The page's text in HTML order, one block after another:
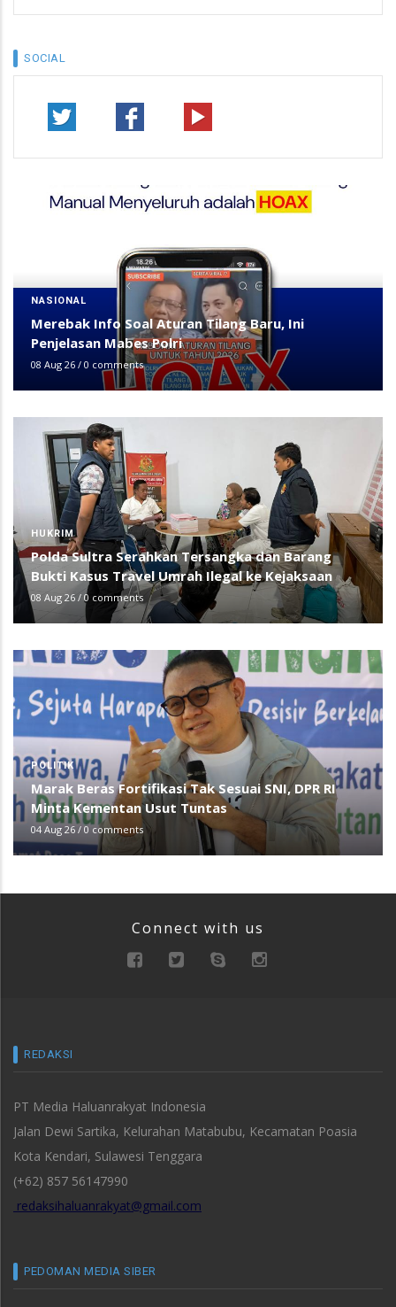
SOCIAL
NASIONAL
Merebak Info Soal Aturan Tilang Baru, Ini
Penjelasan Mabes Polri
08 Aug 26 / 0 comments
HUKRIM
Polda Sultra Serahkan Tersangka dan Barang
Bukti Kasus Travel Umrah Ilegal ke Kejaksaan
08 Aug 26 / 0 comments
POLITIK
Marak Beras Fortifikasi Tak Sesuai SNI, DPR RI
Minta Kementan Usut Tuntas
04 Aug 26 / 0 comments
Connect with us
REDAKSI
PT Media Haluanrakyat Indonesia
Jalan Dewi Sartika, Kelurahan Matabubu, Kecamatan Poasia
Kota Kendari, Sulawesi Tenggara
(+62) 857 56147990
redaksihaluanrakyat@gmail.com
PEDOMAN MEDIA SIBER